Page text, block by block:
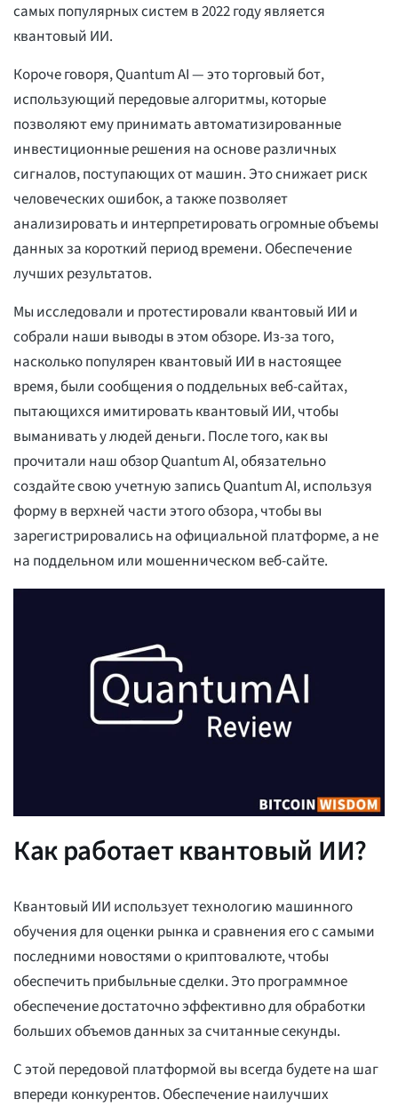
самых популярных систем в 2022 году является
квантовый ИИ.
Короче говоря, Quantum AI — это торговый бот,
использующий передовые алгоритмы, которые
позволяют ему принимать автоматизированные
инвестиционные решения на основе различных
сигналов, поступающих от машин. Это снижает риск
человеческих ошибок, а также позволяет
анализировать и интерпретировать огромные объемы
данных за короткий период времени. Обеспечение
лучших результатов.
Мы исследовали и протестировали квантовый ИИ и
собрали наши выводы в этом обзоре. Из-за того,
насколько популярен квантовый ИИ в настоящее
время, были сообщения о поддельных веб-сайтах,
пытающихся имитировать квантовый ИИ, чтобы
выманивать у людей деньги. После того, как вы
прочитали наш обзор Quantum AI, обязательно
создайте свою учетную запись Quantum AI, используя
форму в верхней части этого обзора, чтобы вы
зарегистрировались на официальной платформе, а не
на поддельном или мошенническом веб-сайте.
Как работает квантовый ИИ?
Квантовый ИИ использует технологию машинного
обучения для оценки рынка и сравнения его с самыми
последними новостями о криптовалюте, чтобы
обеспечить прибыльные сделки. Это программное
обеспечение достаточно эффективно для обработки
больших объемов данных за считанные секунды.
С этой передовой платформой вы всегда будете на шаг
впереди конкурентов. Обеспечение наилучших